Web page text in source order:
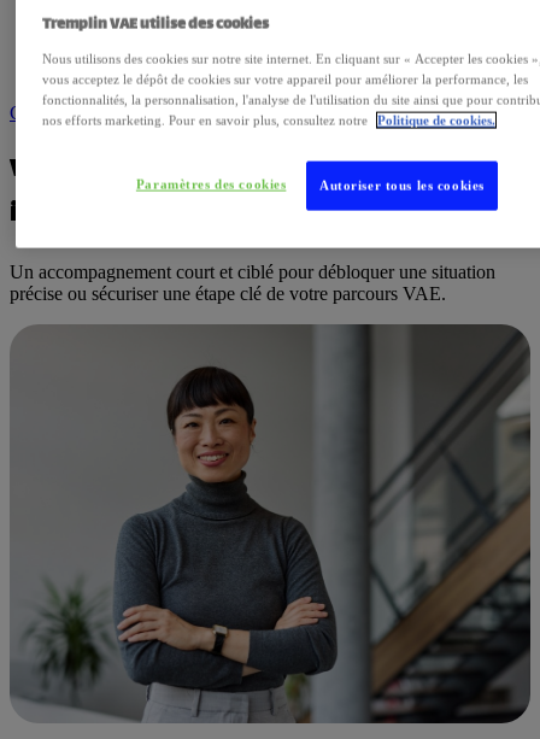
Agents Commerciaux
Consultants
Contactez-nous
VAE à la carte – Accompagnement
individuel 2h (2026)
Un accompagnement court et ciblé pour débloquer une situation
précise ou sécuriser une étape clé de votre parcours VAE.
Tremplin VAE utilise des cookies
Nous utilisons des cookies sur notre site internet. En cliquant sur « Accepter les cookies
vous acceptez le dépôt de cookies sur votre appareil pour améliorer la performance, les
fonctionnalités, la personnalisation, l'analyse de l'utilisation du site ainsi que pour
nos efforts marketing. Pour en savoir plus, consultez notre
Politique de cookies.
Paramètres des cookies Autoriser tous les cookies